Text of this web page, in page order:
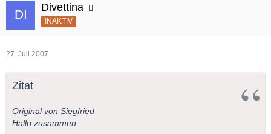
Divettina
INAKTIV
27. Juli 2007
Zitat
Original von Siegfried
Hallo zusammen,